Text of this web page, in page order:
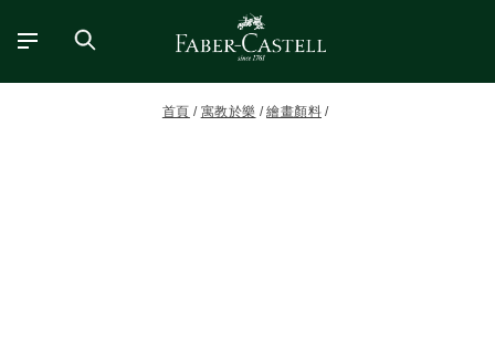
首頁 寓教於樂 繪畫顏料